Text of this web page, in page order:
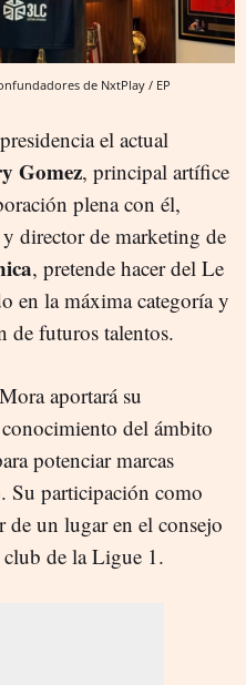
de NxtPlay / EP
el actual
Gomez, principal artífice
plena con él,
director de marketing de
, pretende hacer del Le
en la máxima categoría y
de futuros talentos.
aportará su
del ámbito
potenciar marcas
Su participación como
de un lugar en el consejo
de la Ligue 1.